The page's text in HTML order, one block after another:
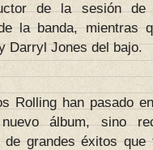
de la sesión de
la banda, mientras
Darryl Jones del bajo.
Rolling han pasado
álbum, sino
grandes éxitos